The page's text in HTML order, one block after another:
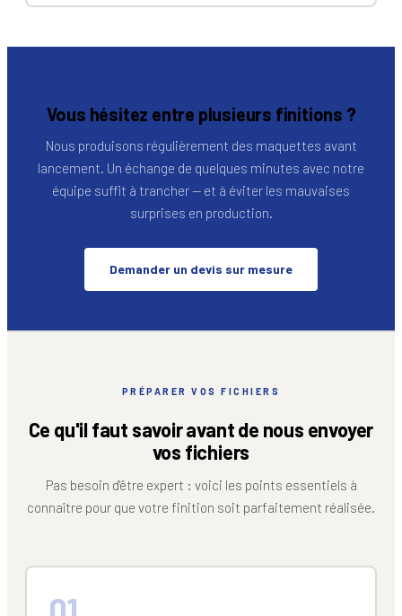
Vous hésitez entre plusieurs finitions ?
Nous produisons régulièrement des maquettes avant
lancement. Un échange de quelques minutes avec notre
équipe suffit à trancher — et à éviter les mauvaises
surprises en production.
Demander un devis sur mesure
PRÉPARER VOS FICHIERS
Ce qu'il faut savoir avant de nous envoyer
vos fichiers
Pas besoin d'être expert : voici les points essentiels à
connaître pour que votre finition soit parfaitement réalisée.
01